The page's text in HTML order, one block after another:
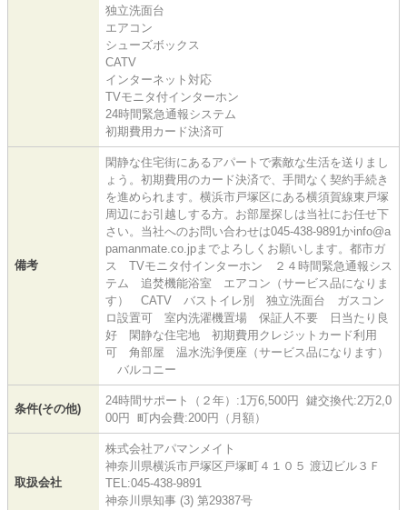
独立洗面台
エアコン
シューズボックス
CATV
インターネット対応
TVモニタ付インターホン
24時間緊急通報システム
初期費用カード決済可
備考
閑静な住宅街にあるアパートで素敵な生活を送りまし
ょう。初期費用のカード決済で、手間なく契約手続き
を進められます。横浜市戸塚区にある横須賀線東戸塚
周辺にお引越しする方。お部屋探しは当社にお任せ下
さい。当社へのお問い合わせは045-438-9891かinfo@a
pamanmate.co.jpまでよろしくお願いします。都市ガ
ス TVモニタ付インターホン ２４時間緊急通報シス
テム 追焚機能浴室 エアコン（サービス品になりま
す） CATV バストイレ別 独立洗面台 ガスコン
ロ設置可 室内洗濯機置場 保証人不要 日当たり良
好 閑静な住宅地 初期費用クレジットカード利用
可 角部屋 温水洗浄便座（サービス品になります）
バルコニー
条件(その他)
24時間サポート（２年）:1万6,500円 鍵交換代:2万2,0
00円 町内会費:200円（月額）
取扱会社
株式会社アパマンメイト
神奈川県横浜市戸塚区戸塚町４１０５ 渡辺ビル３Ｆ
TEL:045-438-9891
神奈川県知事 (3) 第29387号